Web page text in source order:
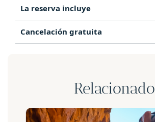
La reserva incluye
Cancelación gratuita
Relacionado